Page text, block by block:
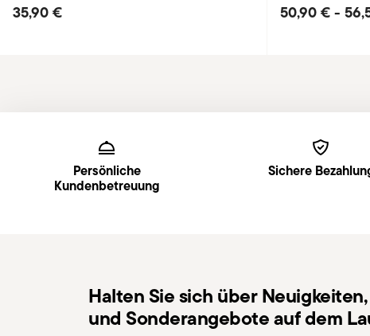
35,90 € 50,90 €-
Persönliche
Kundenbetreuung
Sichere
Halten Sie sich über
und Sonderangebote auf dem